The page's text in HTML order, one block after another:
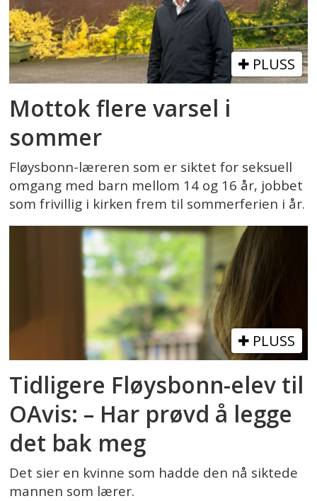
PLUSS
Mottok flere varsel i
sommer
Fløysbonn-læreren som er siktet for seksuell
omgang med barn mellom 14 og 16 år, jobbet
som frivillig i kirken frem til sommerferien i år.
PLUSS
Tidligere Fløysbonn-elev til
OAvis: – Har prøvd å legge
det bak meg
Det sier en kvinne som hadde den nå siktede
mannen som lærer.